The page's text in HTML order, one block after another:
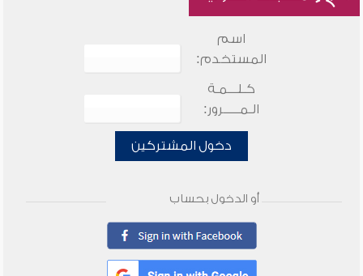
اسم
المستخدم:
كـلـــمـة
الـمـــــرور:
دخول المشتركين
أو الدخول بحساب